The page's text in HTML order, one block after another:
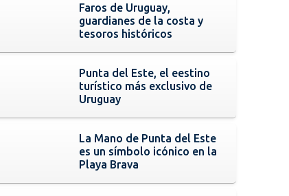
Faros de Uruguay,
guardianes de la costa y
tesoros históricos
Punta del Este, el eestino
turístico más exclusivo de
Uruguay
La Mano de Punta del Este
es un símbolo icónico en la
Playa Brava